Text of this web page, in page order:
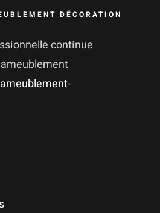
DÉCORATION
continue